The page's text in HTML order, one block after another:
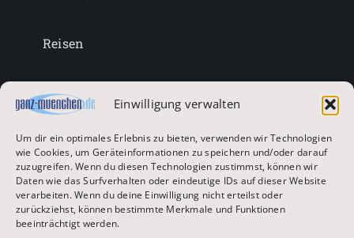
Einwilligung verwalten
Um dir ein optimales Erlebnis zu bieten, verwenden wir Technologien
wie Cookies, um Geräteinformationen zu speichern und/oder darauf
zuzugreifen. Wenn du diesen Technologien zustimmst, können wir
Daten wie das Surfverhalten oder eindeutige IDs auf dieser Website
verarbeiten. Wenn du deine Einwilligung nicht erteilst oder
zurückziehst, können bestimmte Merkmale und Funktionen
beeinträchtigt werden.
Reisen
Lifestyle
Entertainment
Oktoberfest & Volksfeste